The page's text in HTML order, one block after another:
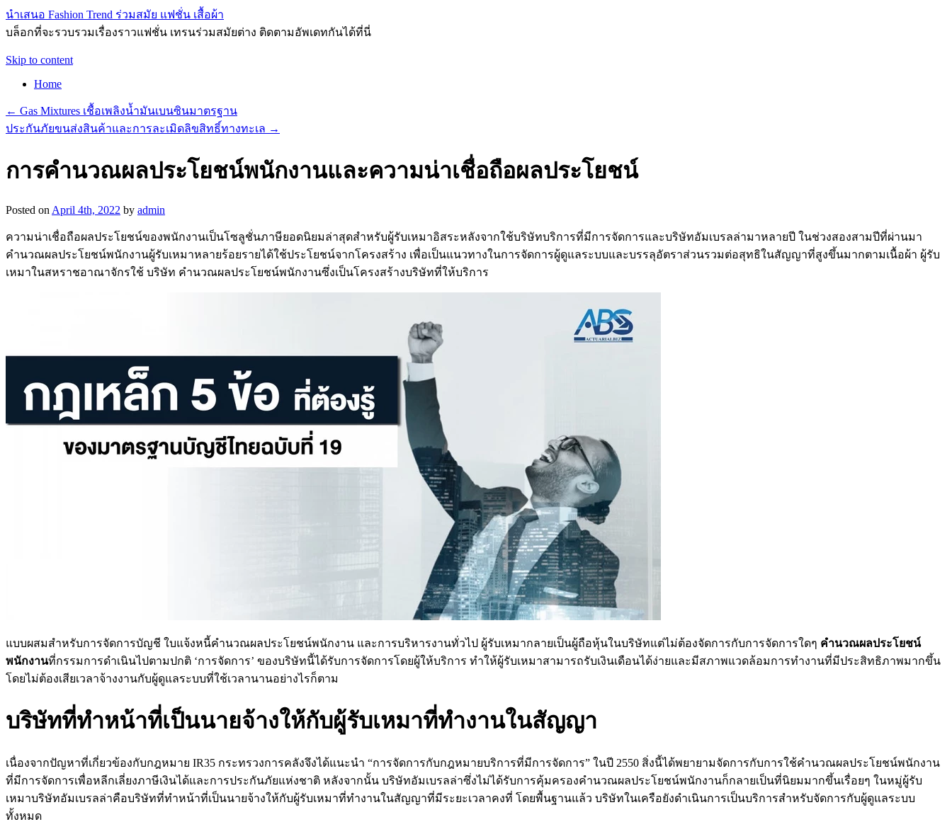
นำเสนอ Fashion Trend ร่วมสมัย แฟชั่น เสื้อผ้า
บล็อกที่จะรวบรวมเรื่องราวแฟชั่น เทรนร่วมสมัยต่าง ติดตามอัพเดทกันได้ที่นี่
Skip to content
Home
← Gas Mixtures เชื้อเพลิงน้ำมันเบนซินมาตรฐาน
ประกันภัยขนส่งสินค้าและการละเมิดลิขสิทธิ์ทางทะเล →
การคำนวณผลประโยชน์พนักงานและความน่าเชื่อถือผลประโยชน์
Posted on April 4th, 2022 by admin
ความน่าเชื่อถือผลประโยชน์ของพนักงานเป็นโซลูชั่นภาษียอดนิยมล่าสุดสำหรับผู้รับเหมาอิสระหลังจากใช้บริษัทบริการที่มีการจัดการและบริษัทอัมเบรลล่ามาหลายปี ในช่วงสองสามปีที่ผ่านมา
คำนวณผลประโยชน์พนักงานผู้รับเหมาหลายร้อยรายได้ใช้ประโยชน์จากโครงสร้าง เพื่อเป็นแนวทางในการจัดการผู้ดูแลระบบและบรรลุอัตราส่วนรวมต่อสุทธิในสัญญาที่สูงขึ้นมากตามเนื้อผ้า ผู้รับ
เหมาในสหราชอาณาจักรใช้ บริษัท คำนวณผลประโยชน์พนักงานซึ่งเป็นโครงสร้างบริษัทที่ให้บริการ
แบบผสมสำหรับการจัดการบัญชี ใบแจ้งหนี้คำนวณผลประโยชน์พนักงาน และการบริหารงานทั่วไป ผู้รับเหมากลายเป็นผู้ถือหุ้นในบริษัทแต่ไม่ต้องจัดการกับการจัดการใดๆ คำนวณผลประโยชน์
พนักงานที่กรรมการดำเนินไปตามปกติ ‘การจัดการ’ ของบริษัทนี้ได้รับการจัดการโดยผู้ให้บริการ ทำให้ผู้รับเหมาสามารถรับเงินเดือนได้ง่ายและมีสภาพแวดล้อมการทำงานที่มีประสิทธิภาพมากขึ้น
โดยไม่ต้องเสียเวลาจ้างงานกับผู้ดูแลระบบที่ใช้เวลานานอย่างไรก็ตาม
บริษัทที่ทำหน้าที่เป็นนายจ้างให้กับผู้รับเหมาที่ทำงานในสัญญา
เนื่องจากปัญหาที่เกี่ยวข้องกับกฎหมาย IR35 กระทรวงการคลังจึงได้แนะนำ “การจัดการกับกฎหมายบริการที่มีการจัดการ” ในปี 2550 สิ่งนี้ได้พยายามจัดการกับการใช้คำนวณผลประโยชน์พนักงาน
ที่มีการจัดการเพื่อหลีกเลี่ยงภาษีเงินได้และการประกันภัยแห่งชาติ หลังจากนั้น บริษัทอัมเบรลล่าซึ่งไม่ได้รับการคุ้มครองคำนวณผลประโยชน์พนักงานก็กลายเป็นที่นิยมมากขึ้นเรื่อยๆ ในหมู่ผู้รับ
เหมาบริษัทอัมเบรลล่าคือบริษัทที่ทำหน้าที่เป็นนายจ้างให้กับผู้รับเหมาที่ทำงานในสัญญาที่มีระยะเวลาคงที่ โดยพื้นฐานแล้ว บริษัทในเครือยังดำเนินการเป็นบริการสำหรับจัดการกับผู้ดูแลระบบ
ทั้งหมด